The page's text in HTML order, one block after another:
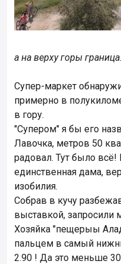
а на верху горы
Супер-маркет
примерно в
в гору.
"Супером" я бы его
Лавочка, метров 50
радовал. Тут было всё!
единственная дама,
изобилия.
Собрав в кучу
выставкой, запросили
Хозяйка "пещерыы
пальцем в самый
2.90 ! Да это меньше